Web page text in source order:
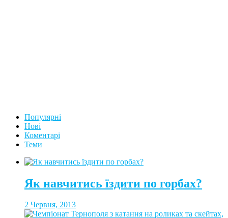
Популярні
Нові
Коментарі
Теми
Як навчитись їздити по горбах?
2 Червня, 2013